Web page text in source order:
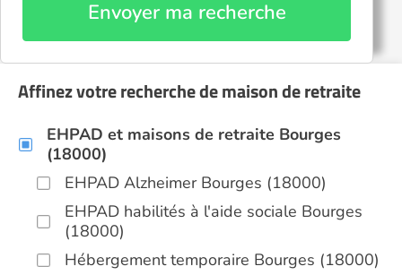
Envoyer ma recherche
Affinez votre recherche de maison de retraite
EHPAD et maisons de retraite Bourges
(18000)
EHPAD Alzheimer Bourges (18000)
EHPAD habilités à l'aide sociale Bourges
(18000)
Hébergement temporaire Bourges (18000)